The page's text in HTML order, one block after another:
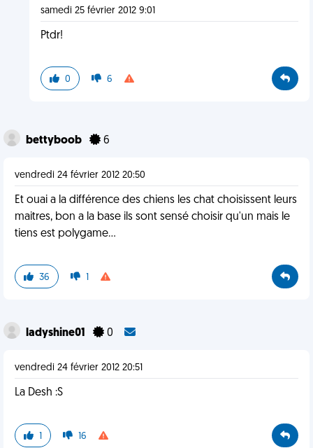
samedi 25 février 2012 9:01
Ptdr!
0 6
bettyboob 6
vendredi 24 février 2012 20:50
Et ouai a la différence des chiens les chat choisissent leurs
maitres, bon a la base ils sont sensé choisir qu'un mais le
tiens est polygame...
36 1
ladyshine01 0
vendredi 24 février 2012 20:51
La Desh :S
1 16